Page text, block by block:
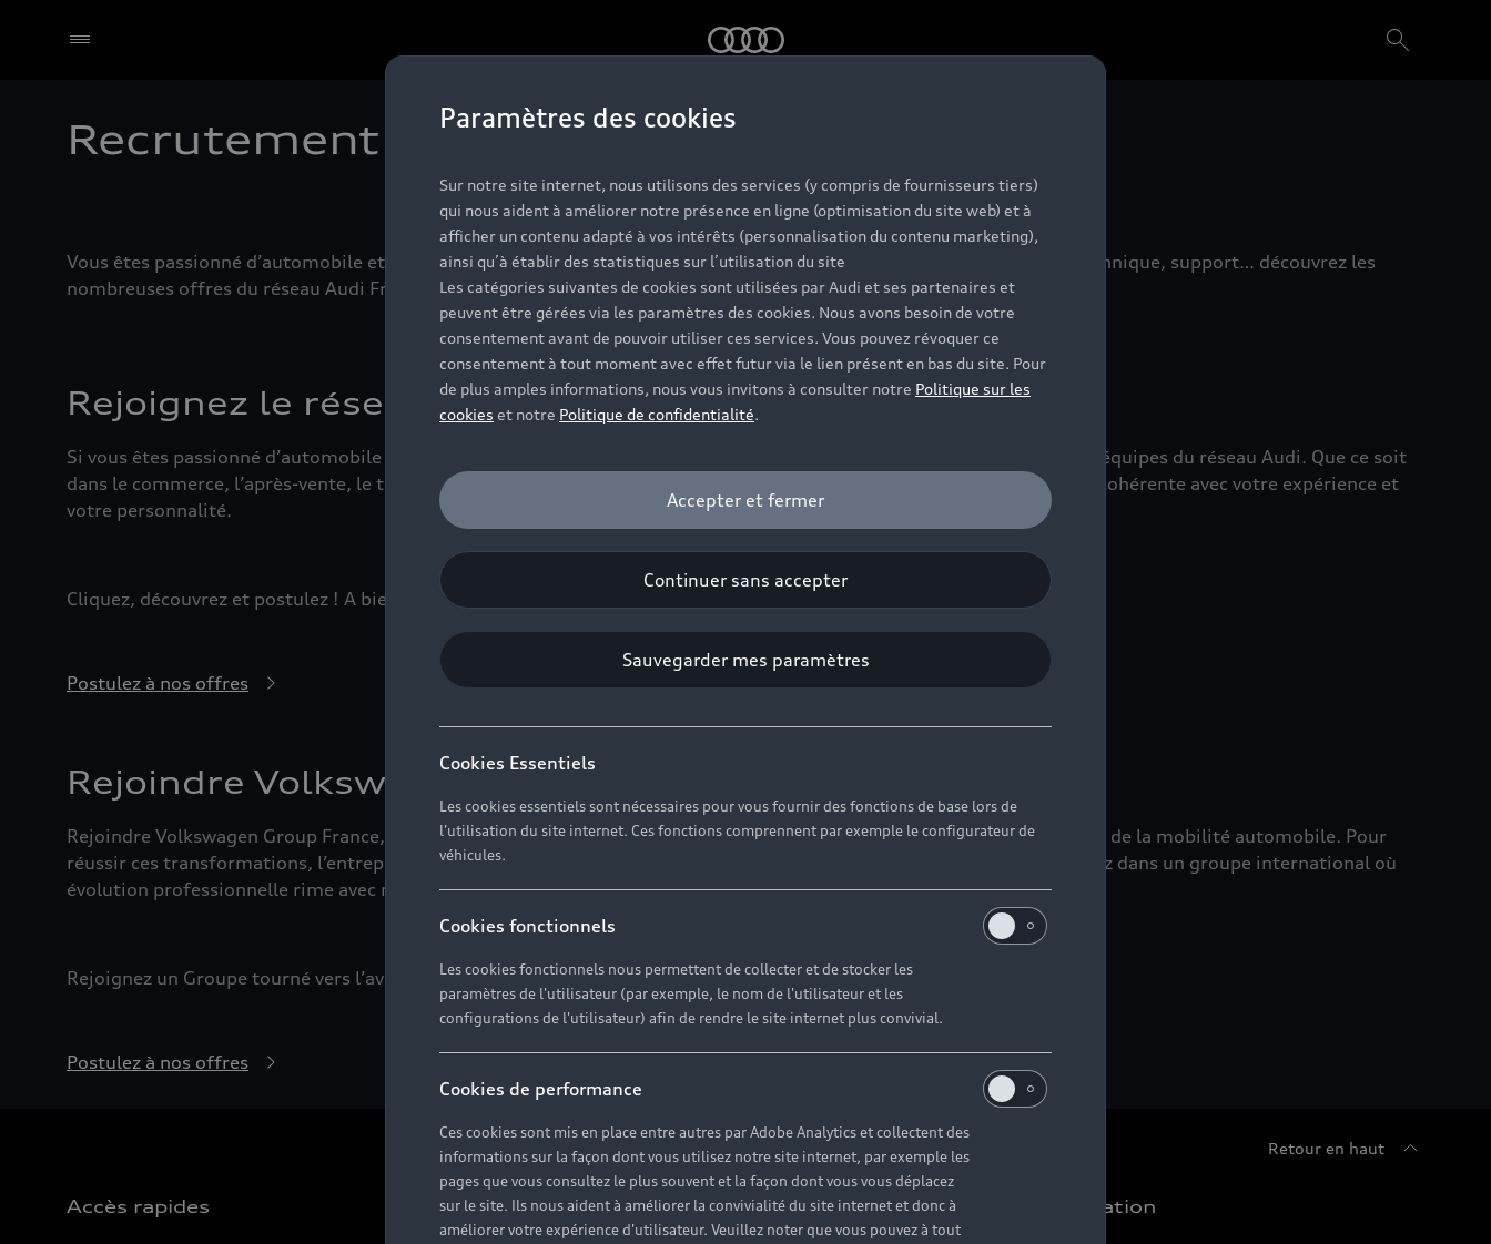
Select dealer
Recrutement
Vous êtes passionné d’automobile et vous souhaitez évoluer au sein d’un groupe à forte valeur ajoutée ? Commerce, technique, support… découvrez les
nombreuses offres du réseau Audi France ou de Volkswagen Group France et déposez votre candidature.
Rejoignez le réseau Audi France
Si vous êtes passionné d’automobile et de technologie et si vous pensez incarner les valeurs de Audi, alors rejoignez les équipes du réseau Audi. Que ce soit
dans le commerce, l’après-vente, le technique ou les fonctions supports, vous trouverez certainement une opportunité cohérente avec votre expérience et
votre personnalité.
Cliquez, découvrez et postulez ! A bientôt dans l’univers Audi.
Postulez à nos offres
Rejoindre Volkswagen Group France
Rejoindre Volkswagen Group France, c’est intégrer un groupe international qui ambitionne de devenir, demain, le leader de la mobilité automobile. Pour
réussir ces transformations, l’entreprise a besoin de tous les talents. En intégrant Volkswagen Group France, vous entrez dans un groupe international où
évolution professionnelle rime avec mobilité et formation.
Rejoignez un Groupe tourné vers l’avenir.
Postulez à nos offres
Retour en haut
Accès rapides Modèles Achat et location
Paramètres des cookies
Sur notre site internet, nous utilisons des services (y compris de fournisseurs tiers)
qui nous aident à améliorer notre présence en ligne (optimisation du site web) et à
afficher un contenu adapté à vos intérêts (personnalisation du contenu marketing),
ainsi qu’à établir des statistiques sur l’utilisation du site
Les catégories suivantes de cookies sont utilisées par Audi et ses partenaires et
peuvent être gérées via les paramètres des cookies. Nous avons besoin de votre
consentement avant de pouvoir utiliser ces services. Vous pouvez révoquer ce
consentement à tout moment avec effet futur via le lien présent en bas du site. Pour
de plus amples informations, nous vous invitons à consulter notre Politique sur les
cookies et notre Politique de confidentialité.
Accepter et fermer
Continuer sans accepter
Sauvegarder mes paramètres
Cookies Essentiels
Les cookies essentiels sont nécessaires pour vous fournir des fonctions de base lors de
l'utilisation du site internet. Ces fonctions comprennent par exemple le configurateur de
véhicules.
Cookies fonctionnels
Les cookies fonctionnels nous permettent de collecter et de stocker les
paramètres de l'utilisateur (par exemple, le nom de l'utilisateur et les
configurations de l'utilisateur) afin de rendre le site internet plus convivial.
Cookies de performance
Ces cookies sont mis en place entre autres par Adobe Analytics et collectent des
informations sur la façon dont vous utilisez notre site internet, par exemple les
pages que vous consultez le plus souvent et la façon dont vous vous déplacez
sur le site. Ils nous aident à améliorer la convivialité du site internet et donc à
améliorer votre expérience d'utilisateur. Veuillez noter que vous pouvez à tout